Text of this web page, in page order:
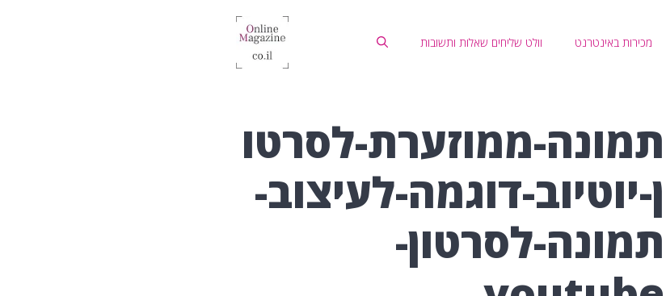
מכירות באינטרנט וולט שליחים שאלות ותשובות
תמונה-ממוזערת-לסרטו
ן-יוטיוב-דוגמה-לעיצוב-
תמונה-לסרטון-